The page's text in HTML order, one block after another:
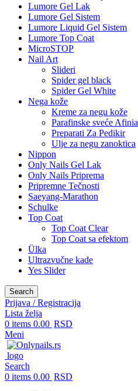
Lumore Gel Lak
Lumore Gel Sistem
Lumore Liquid Gel Sistem
Lumore Top Coat
MicroSTOP
Nail Art
Slideri
Spider gel black
Spider Gel White
Nega kože
Kreme za negu kože
Parafinske sveće Afinia
Preparati Za Pedikir
Ulje za negu zanoktica
Nippon
Only Nails Gel Lak
Only Nails Priprema
Pripremne Tečnosti
Saeyang-Marathon
Schulke
Top Coat
Top Coat Clear
Top Coat sa efektom
Ülka
Ultrazvučne kade
Yes Slider
Search
Prijava / Registracija
Lista želja
0 items 0.00 RSD
Meni
Search
0 items 0.00 RSD